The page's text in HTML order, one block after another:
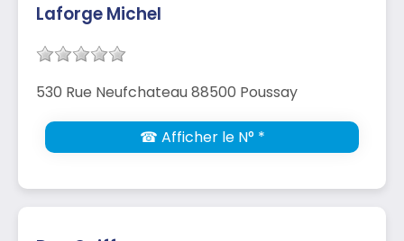
Laforge Michel
530 Rue Neufchateau 88500 Poussay
☎ Afficher le N° *